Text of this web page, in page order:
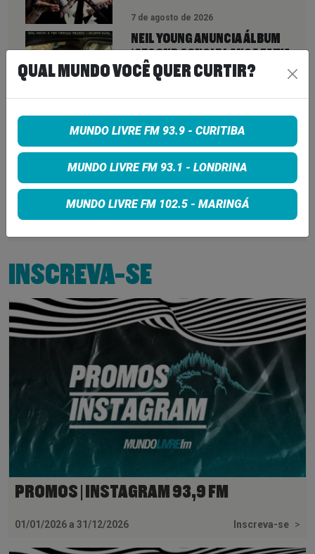
7 de agosto de 2026
NEIL YOUNG ANUNCIA ÁLBUM
‘SECOND SONG’ E LANÇA FAIXA
DE 11 MINUTOS QUE ANTECIPA
NOVA FASE COM OS CHROME
HEARTS
7 de agosto de 2026
PETER KATSIS, EMPRESÁRIO DO
KORN, LIMP BIZKIT E SMASHING
PUMPKINS, MORRE AOS 69 ANOS
7 de agosto de 2026
INSCREVA-SE
PROMOS | INSTAGRAM 93,9 FM
01/01/2026 a 31/12/2026 Inscreva-se >
QUAL MUNDO VOCÊ QUER CURTIR?
MUNDO LIVRE FM 93.9 - CURITIBA
MUNDO LIVRE FM 93.1 - LONDRINA
MUNDO LIVRE FM 102.5 - MARINGÁ